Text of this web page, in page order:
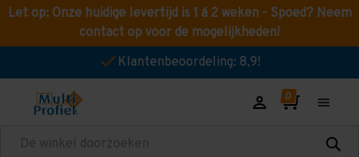
Let op: Onze huidige levertijd is 1 á 2 weken - Spoed? Neem
contact op voor de mogelijkheden!
Klantenbeoordeling: 8,9!
Zoeken